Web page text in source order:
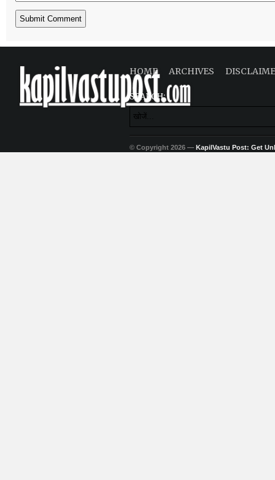
HOME ARCHIVES
SEARCH:
© Copyright 2026 — KapilVastu Post: Get